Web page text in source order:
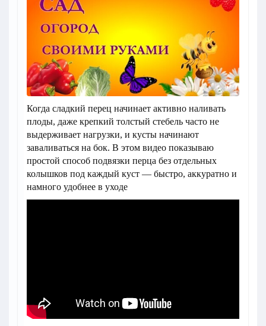
Когда сладкий перец начинает активно наливать
плоды, даже крепкий толстый стебель часто не
выдерживает нагрузки, и кусты начинают
заваливаться на бок. В этом видео показываю
простой способ подвязки перца без отдельных
колышков под каждый куст — быстро, аккуратно и
намного удобнее в уходе